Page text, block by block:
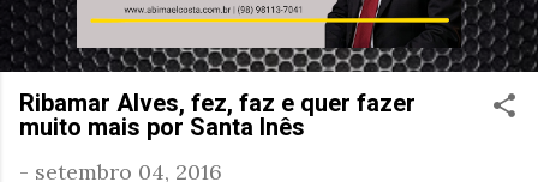
Ribamar Alves, fez, faz e quer fazer
muito mais por Santa Inês
- setembro 04, 2016